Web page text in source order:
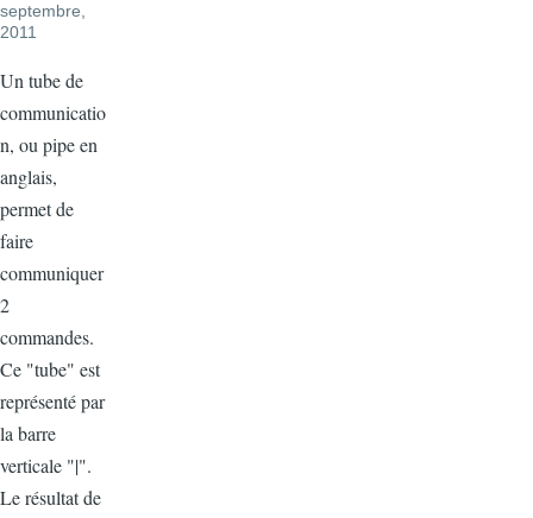
septembre,
2011
Un tube de
communicatio
n, ou pipe en
anglais,
permet de
faire
communiquer
2
commandes.
Ce "tube" est
représenté par
la barre
verticale "|".
Le résultat de